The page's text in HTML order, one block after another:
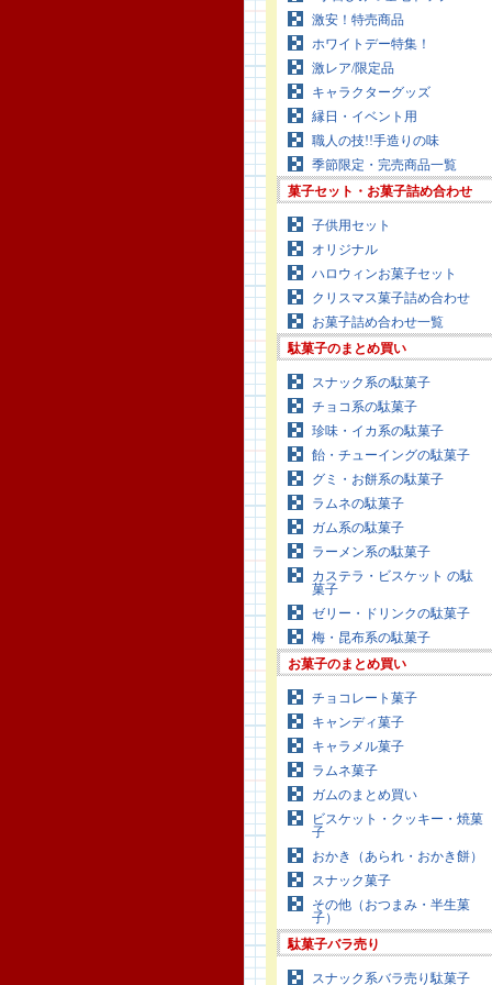
激安！特売商品
ホワイトデー特集！
激レア/限定品
キャラクターグッズ
縁日・イベント用
職人の技!!手造りの味
季節限定・完売商品一覧
菓子セット・お菓子詰め合わせ
子供用セット
オリジナル
ハロウィンお菓子セット
クリスマス菓子詰め合わせ
お菓子詰め合わせ一覧
駄菓子のまとめ買い
スナック系の駄菓子
チョコ系の駄菓子
珍味・イカ系の駄菓子
飴・チューイングの駄菓子
グミ・お餅系の駄菓子
ラムネの駄菓子
ガム系の駄菓子
ラーメン系の駄菓子
カステラ・ビスケット の駄
菓子
ゼリー・ドリンクの駄菓子
梅・昆布系の駄菓子
お菓子のまとめ買い
チョコレート菓子
キャンディ菓子
キャラメル菓子
ラムネ菓子
ガムのまとめ買い
ビスケット・クッキー・焼菓
子
おかき（あられ・おかき餅）
スナック菓子
その他（おつまみ・半生菓
子）
駄菓子バラ売り
スナック系バラ売り駄菓子